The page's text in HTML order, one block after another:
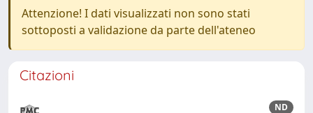
Attenzione! I dati visualizzati non sono stati
sottoposti a validazione da parte dell'ateneo
Citazioni
ND